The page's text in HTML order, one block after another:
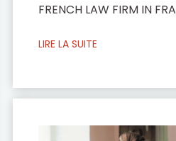
FRENCH LAW FIRM IN
plus-value immobilière
bonnes chances de
LIRE LA SUITE